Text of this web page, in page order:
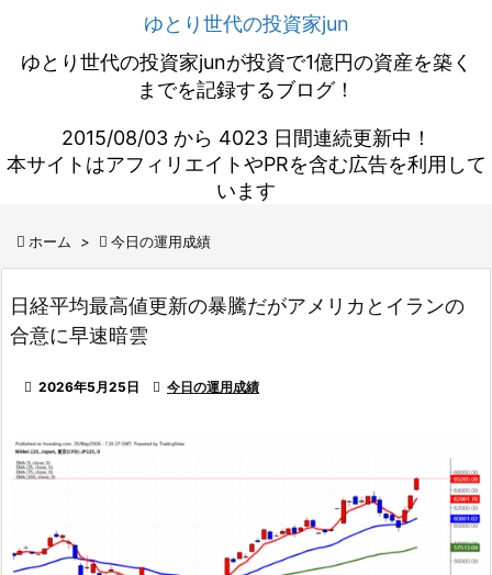
ゆとり世代の投資家jun
ゆとり世代の投資家junが投資で1億円の資産を築く
までを記録するブログ！
2015/08/03 から 4023 日間連続更新中！
本サイトはアフィリエイトやPRを含む広告を利用して
います
 ホーム >  今日の運用成績
日経平均最高値更新の暴騰だがアメリカとイランの
合意に早速暗雲
 2026年5月25日  今日の運用成績